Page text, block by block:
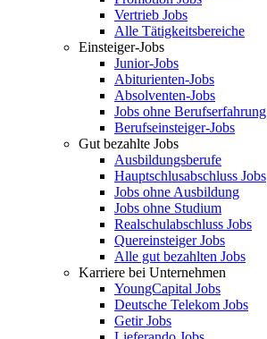
Vertrieb Jobs
Alle Tätigkeitsbereiche
Einsteiger-Jobs
Junior-Jobs
Abiturienten-Jobs
Absolventen-Jobs
Jobs ohne Berufserfahrung
Berufseinsteiger-Jobs
Gut bezahlte Jobs
Ausbildungsberufe
Hauptschlusabschluss Jobs
Jobs ohne Ausbildung
Jobs ohne Studium
Realschulabschluss Jobs
Quereinsteiger Jobs
Alle gut bezahlten Jobs
Karriere bei Unternehmen
YoungCapital Jobs
Deutsche Telekom Jobs
Getir Jobs